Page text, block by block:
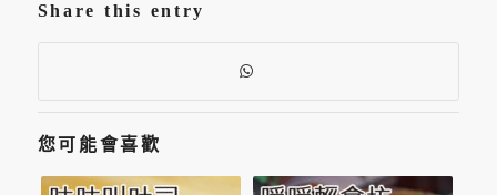
Share this entry
您可能會喜歡